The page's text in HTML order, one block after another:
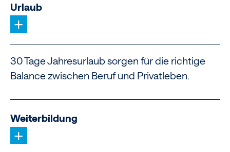
Urlaub
+
30 Tage Jahresurlaub sorgen für die richtige
Balance zwischen Beruf und Privatleben.
Weiterbildung
+